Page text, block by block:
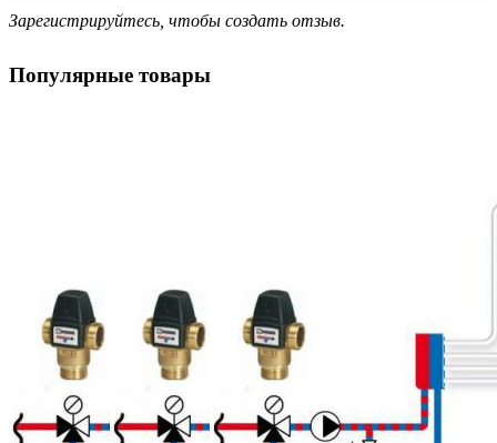
Зарегистрируйтесь, чтобы создать отзыв.
Популярные товары